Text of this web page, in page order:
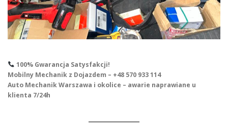
100% Gwarancja Satysfakcji!
Mobilny Mechanik z Dojazdem – +48 570 933 114
Auto Mechanik Warszawa i okolice – awarie naprawiane u
klienta 7/24h